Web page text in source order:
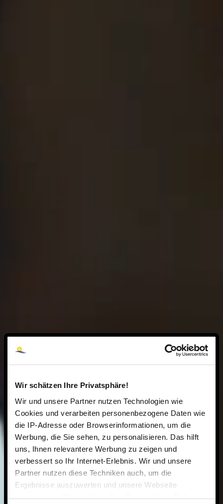
Wir schätzen Ihre Privatsphäre!
Wir und unsere Partner nutzen Technologien wie
Cookies und verarbeiten personenbezogene Daten wie
die IP-Adresse oder Browserinformationen, um die
Werbung, die Sie sehen, zu personalisieren. Das hilft
uns, Ihnen relevantere Werbung zu zeigen und
verbessert so Ihr Internet-Erlebnis. Wir und unsere
Partner nutzen diese Techniken auch, um die
Ergebnisse auszuwerten und unsere Webseite
anzupassen. Wir schätzen Ihre Privatsphäre. Daher